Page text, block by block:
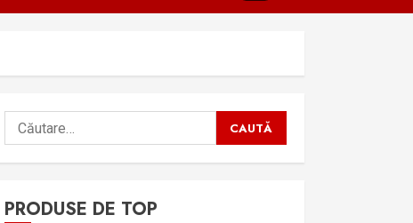
Caută
după:
PRODUSE DE TOP